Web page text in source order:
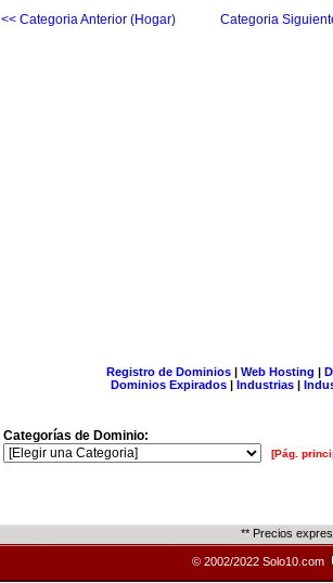
<< Categoria Anterior (Hogar) Categoria
Registro de Dominios| Web Hosting |
Dominios Expirados | Industrias |
Categorías de Dominio:
[Pág.
** Precios
© 2002/2022 Solo10.com